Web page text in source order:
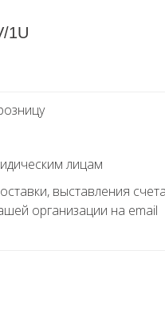
1U
лицам
выставления
организации на email